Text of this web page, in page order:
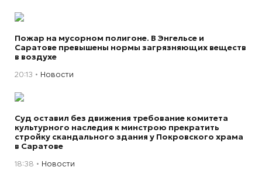
Пожар на мусорном полигоне. В Энгельсе и
Саратове превышены нормы загрязняющих веществ
в воздухе
20:13 Новости
Суд оставил без движения требование комитета
культурного наследия к минстрою прекратить
стройку скандального здания у Покровского храма
в Саратове
18:38 Новости